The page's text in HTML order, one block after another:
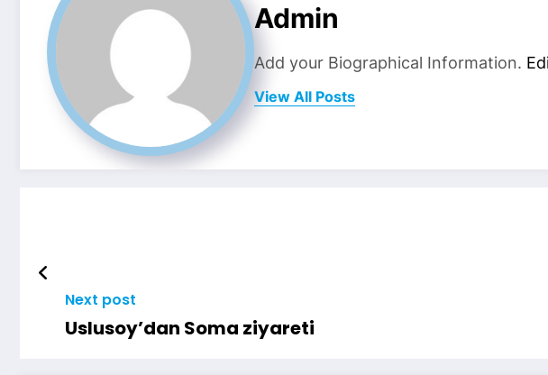
Admin
Add your Biographical Information.
View All Posts
Next post
Uslusoy’dan Soma ziyareti